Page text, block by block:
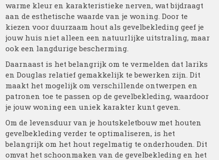
warme kleur en karakteristieke nerven, wat bijdraagt
aan de esthetische waarde van je woning. Door te
kiezen voor duurzaam hout als gevelbekleding geef je
jouw huis niet alleen een natuurlijke uitstraling, maar
ook een langdurige bescherming.
Daarnaast is het belangrijk om te vermelden dat lariks
en Douglas relatief gemakkelijk te bewerken zijn. Dit
maakt het mogelijk om verschillende ontwerpen en
patronen toe te passen op de gevelbekleding, waardoor
je jouw woning een uniek karakter kunt geven.
Om de levensduur van je houtskeletbouw met houten
gevelbekleding verder te optimaliseren, is het
belangrijk om het hout regelmatig te onderhouden. Dit
omvat het schoonmaken van de gevelbekleding en het